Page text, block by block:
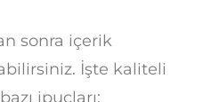
sonra içerik
İşte kaliteli
ipuçları: